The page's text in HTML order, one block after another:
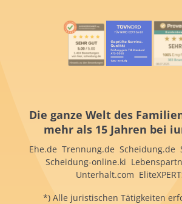
Die ganze Welt des
mehr als 15 Jahren bei
Ehe.de Trennung.de Scheidung.de
Scheidung-online.ki
Unterhalt.com
*) Alle juristischen Tätigkeiten